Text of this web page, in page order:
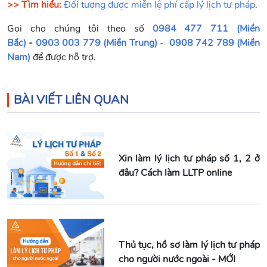
>> Tìm hiểu:Đối tượng được miễn lệ phí cấp lý lịch tư pháp.
Gọi cho chúng tôi theo số 0984 477 711 (Miền
Bắc) - 0903 003 779 (Miền Trung) - 0908 742 789 (Miền
Nam) để được hỗ trợ.
BÀI VIẾT LIÊN QUAN
Xin làm lý lịch tư pháp số 1, 2 ở
đâu? Cách làm LLTP online
Thủ tục, hồ sơ làm lý lịch tư pháp
cho người nước ngoài - MỚI